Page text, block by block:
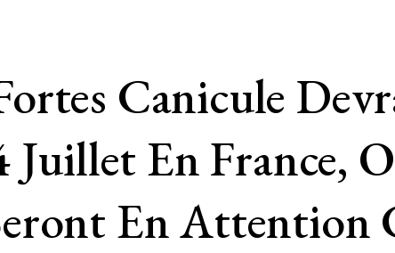
Canicule
Juillet En France,
En Attention